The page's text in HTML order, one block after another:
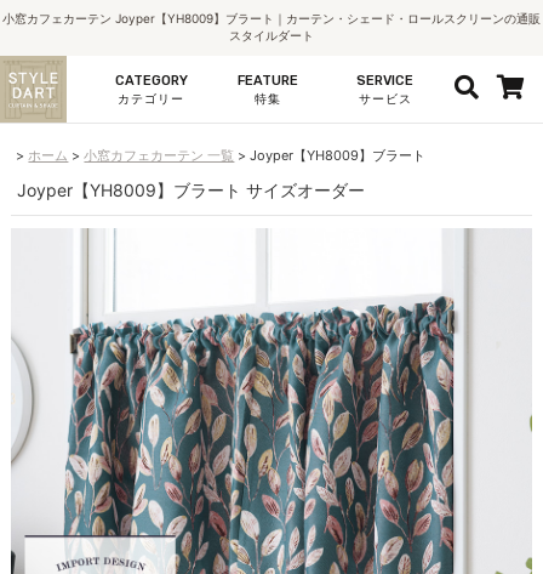
小窓カフェカーテン Joyper【YH8009】ブラート｜カーテン・シェード・ロールスクリーンの通販
スタイルダート
CATEGORY
カテゴリー
FEATURE
特集
SERVICE
サービス
ホーム 小窓カフェカーテン 一覧 Joyper【YH8009】ブラート
Joyper【YH8009】ブラート サイズオーダー